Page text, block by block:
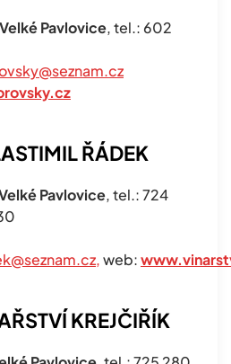
Pavlovice, tel.: 602
ŘÁDEK
Pavlovice, tel.: 724
,web:
KREJČIŘÍK